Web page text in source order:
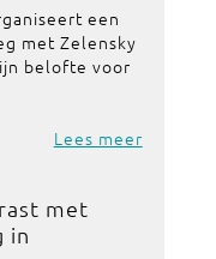
een
met Zelensky
belofte voor
Lees meer
met
in